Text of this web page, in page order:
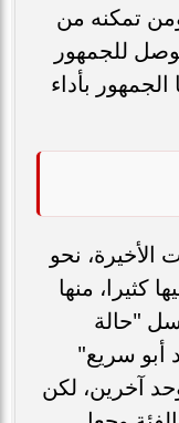
تمكنه من
للجمهور
بأداء
الأخيرة، نحو
كثيرا، منها
"حالة
أبو سريع"
آخرين، لكن